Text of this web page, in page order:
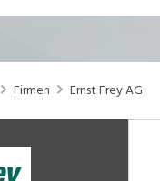
Firmen Ernst Frey AG